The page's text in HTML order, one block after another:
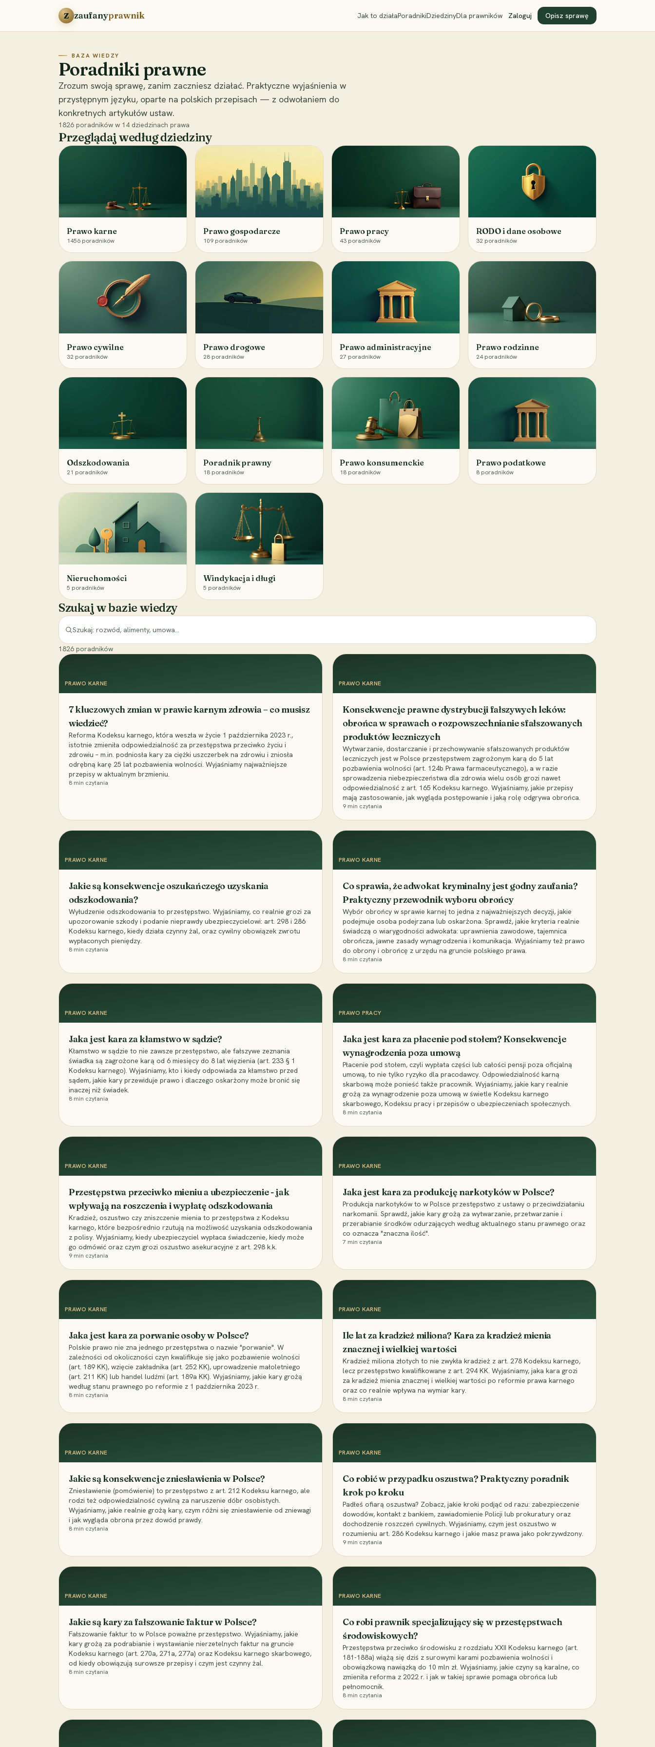
Przejdź do treści
Z zaufanyprawnik Jak to działaPoradnikiDziedzinyDla prawników Zaloguj Opisz sprawę
BAZA WIEDZY
Poradniki prawne
Zrozum swoją sprawę, zanim zaczniesz działać. Praktyczne wyjaśnienia w
przystępnym języku, oparte na polskich przepisach — z odwołaniem do
konkretnych artykułów ustaw.
1826 poradników w 14 dziedzinach prawa
Przeglądaj według dziedziny
Prawo karne
1456 poradników
Prawo gospodarcze
109 poradników
Prawo pracy
43 poradników
RODO i dane osobowe
32 poradników
Prawo cywilne
32 poradników
Prawo drogowe
28 poradników
Prawo administracyjne
27 poradników
Prawo rodzinne
24 poradników
Odszkodowania
21 poradników
Poradnik prawny
18 poradników
Prawo konsumenckie
18 poradników
Prawo podatkowe
8 poradników
Nieruchomości
5 poradników
Windykacja i długi
5 poradników
Szukaj w bazie wiedzy
1826 poradników
PRAWO KARNE
7 kluczowych zmian w prawie karnym zdrowia – co musisz
wiedzieć?
Reforma Kodeksu karnego, która weszła w życie 1 października 2023 r.,
istotnie zmieniła odpowiedzialność za przestępstwa przeciwko życiu i
zdrowiu – m.in. podniosła kary za ciężki uszczerbek na zdrowiu i zniosła
odrębną karę 25 lat pozbawienia wolności. Wyjaśniamy najważniejsze
przepisy w aktualnym brzmieniu.
8 min czytania
PRAWO KARNE
Konsekwencje prawne dystrybucji fałszywych leków:
obrońca w sprawach o rozpowszechnianie sfałszowanych
produktów leczniczych
Wytwarzanie, dostarczanie i przechowywanie sfałszowanych produktów
leczniczych jest w Polsce przestępstwem zagrożonym karą do 5 lat
pozbawienia wolności (art. 124b Prawa farmaceutycznego), a w razie
sprowadzenia niebezpieczeństwa dla zdrowia wielu osób grozi nawet
odpowiedzialność z art. 165 Kodeksu karnego. Wyjaśniamy, jakie przepisy
mają zastosowanie, jak wygląda postępowanie i jaką rolę odgrywa obrońca.
9 min czytania
PRAWO KARNE
Jakie są konsekwencje oszukańczego uzyskania
odszkodowania?
Wyłudzenie odszkodowania to przestępstwo. Wyjaśniamy, co realnie grozi za
upozorowanie szkody i podanie nieprawdy ubezpieczycielowi: art. 298 i 286
Kodeksu karnego, kiedy działa czynny żal, oraz cywilny obowiązek zwrotu
wypłaconych pieniędzy.
8 min czytania
PRAWO KARNE
Co sprawia, że adwokat kryminalny jest godny zaufania?
Praktyczny przewodnik wyboru obrońcy
Wybór obrońcy w sprawie karnej to jedna z najważniejszych decyzji, jakie
podejmuje osoba podejrzana lub oskarżona. Sprawdź, jakie kryteria realnie
świadczą o wiarygodności adwokata: uprawnienia zawodowe, tajemnica
obrończa, jawne zasady wynagrodzenia i komunikacja. Wyjaśniamy też prawo
do obrony i obrońcę z urzędu na gruncie polskiego prawa.
8 min czytania
PRAWO KARNE
Jaka jest kara za kłamstwo w sądzie?
Kłamstwo w sądzie to nie zawsze przestępstwo, ale fałszywe zeznania
świadka są zagrożone karą od 6 miesięcy do 8 lat więzienia (art. 233 § 1
Kodeksu karnego). Wyjaśniamy, kto i kiedy odpowiada za kłamstwo przed
sądem, jakie kary przewiduje prawo i dlaczego oskarżony może bronić się
inaczej niż świadek.
8 min czytania
PRAWO PRACY
Jaka jest kara za płacenie pod stołem? Konsekwencje
wynagrodzenia poza umową
Płacenie pod stołem, czyli wypłata części lub całości pensji poza oficjalną
umową, to nie tylko ryzyko dla pracodawcy. Odpowiedzialność karną
skarbową może ponieść także pracownik. Wyjaśniamy, jakie kary realnie
grożą za wynagrodzenie poza umową w świetle Kodeksu karnego
skarbowego, Kodeksu pracy i przepisów o ubezpieczeniach społecznych.
8 min czytania
PRAWO KARNE
Przestępstwa przeciwko mieniu a ubezpieczenie - jak
wpływają na roszczenia i wypłatę odszkodowania
Kradzież, oszustwo czy zniszczenie mienia to przestępstwa z Kodeksu
karnego, które bezpośrednio rzutują na możliwość uzyskania odszkodowania
z polisy. Wyjaśniamy, kiedy ubezpieczyciel wypłaca świadczenie, kiedy może
go odmówić oraz czym grozi oszustwo asekuracyjne z art. 298 k.k.
9 min czytania
PRAWO KARNE
Jaka jest kara za produkcję narkotyków w Polsce?
Produkcja narkotyków to w Polsce przestępstwo z ustawy o przeciwdziałaniu
narkomanii. Sprawdź, jakie kary grożą za wytwarzanie, przetwarzanie i
przerabianie środków odurzających według aktualnego stanu prawnego oraz
co oznacza "znaczna ilość".
7 min czytania
PRAWO KARNE
Jaka jest kara za porwanie osoby w Polsce?
Polskie prawo nie zna jednego przestępstwa o nazwie "porwanie". W
zależności od okoliczności czyn kwalifikuje się jako pozbawienie wolności
(art. 189 KK), wzięcie zakładnika (art. 252 KK), uprowadzenie małoletniego
(art. 211 KK) lub handel ludźmi (art. 189a KK). Wyjaśniamy, jakie kary grożą
według stanu prawnego po reformie z 1 października 2023 r.
8 min czytania
PRAWO KARNE
Ile lat za kradzież miliona? Kara za kradzież mienia
znacznej i wielkiej wartości
Kradzież miliona złotych to nie zwykła kradzież z art. 278 Kodeksu karnego,
lecz przestępstwo kwalifikowane z art. 294 KK. Wyjaśniamy, jaka kara grozi
za kradzież mienia znacznej i wielkiej wartości po reformie prawa karnego
oraz co realnie wpływa na wymiar kary.
8 min czytania
PRAWO KARNE
Jakie są konsekwencje zniesławienia w Polsce?
Zniesławienie (pomówienie) to przestępstwo z art. 212 Kodeksu karnego, ale
rodzi też odpowiedzialność cywilną za naruszenie dóbr osobistych.
Wyjaśniamy, jakie realnie grożą kary, czym różni się zniesławienie od zniewagi
i jak wygląda obrona przez dowód prawdy.
8 min czytania
PRAWO KARNE
Co robić w przypadku oszustwa? Praktyczny poradnik
krok po kroku
Padłeś ofiarą oszustwa? Zobacz, jakie kroki podjąć od razu: zabezpieczenie
dowodów, kontakt z bankiem, zawiadomienie Policji lub prokuratury oraz
dochodzenie roszczeń cywilnych. Wyjaśniamy, czym jest oszustwo w
rozumieniu art. 286 Kodeksu karnego i jakie masz prawa jako pokrzywdzony.
9 min czytania
PRAWO KARNE
Jakie są kary za fałszowanie faktur w Polsce?
Fałszowanie faktur to w Polsce poważne przestępstwo. Wyjaśniamy, jakie
kary grożą za podrabianie i wystawianie nierzetelnych faktur na gruncie
Kodeksu karnego (art. 270a, 271a, 277a) oraz Kodeksu karnego skarbowego,
od kiedy obowiązują surowsze przepisy i czym jest czynny żal.
8 min czytania
PRAWO KARNE
Co robi prawnik specjalizujący się w przestępstwach
środowiskowych?
Przestępstwa przeciwko środowisku z rozdziału XXII Kodeksu karnego (art.
181-188a) wiążą się dziś z surowymi karami pozbawienia wolności i
obowiązkową nawiązką do 10 mln zł. Wyjaśniamy, jakie czyny są karalne, co
zmieniła reforma z 2022 r. i jak w takiej sprawie pomaga obrońca lub
pełnomocnik.
8 min czytania